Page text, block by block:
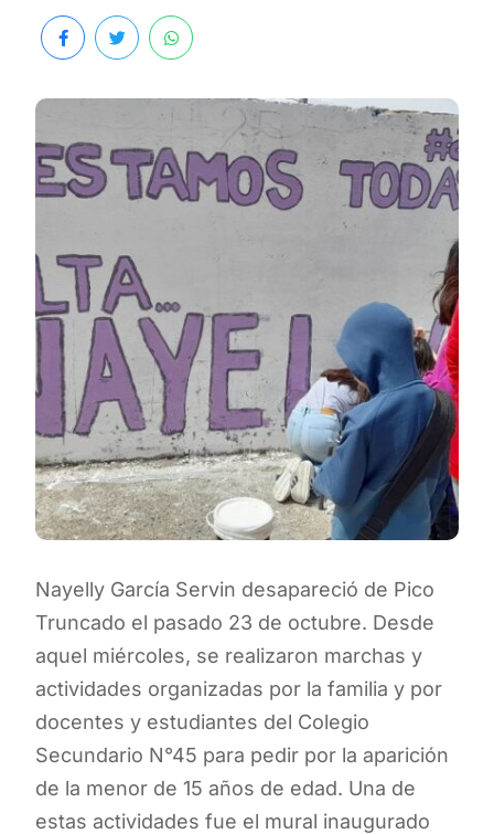
Nayelly García Servin desapareció de Pico
Truncado el pasado 23 de octubre. Desde
aquel miércoles, se realizaron marchas y
actividades organizadas por la familia y por
docentes y estudiantes del Colegio
Secundario N°45 para pedir por la aparición
de la menor de 15 años de edad. Una de
estas actividades fue el mural inaugurado